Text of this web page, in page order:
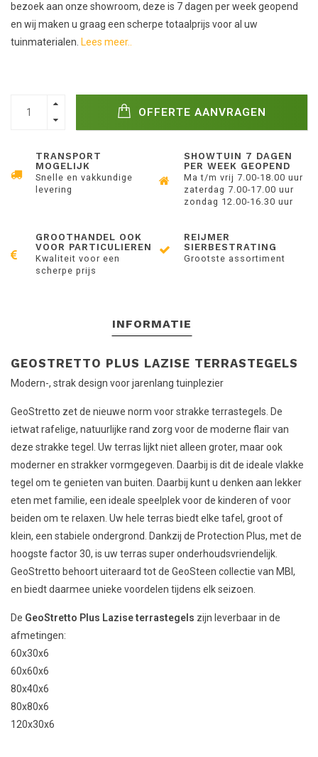
bezoek aan onze showroom, deze is 7 dagen per week geopend
en wij maken u graag een scherpe totaalprijs voor al uw
tuinmaterialen. Lees meer..
OFFERTE AANVRAGEN
TRANSPORT
MOGELIJK
Snelle en vakkundige
levering
SHOWTUIN 7 DAGEN
PER WEEK GEOPEND
Ma t/m vrij 7.00-18.00 uur
zaterdag 7.00-17.00 uur
zondag 12.00-16.30 uur
GROOTHANDEL OOK
VOOR PARTICULIEREN
Kwaliteit voor een
scherpe prijs
REIJMER
SIERBESTRATING
Grootste assortiment
INFORMATIE
GEOSTRETTO PLUS LAZISE TERRASTEGELS
Modern-, strak design voor jarenlang tuinplezier
GeoStretto zet de nieuwe norm voor strakke terrastegels. De
ietwat rafelige, natuurlijke rand zorg voor de moderne flair van
deze strakke tegel. Uw terras lijkt niet alleen groter, maar ook
moderner en strakker vormgegeven. Daarbij is dit de ideale vlakke
tegel om te genieten van buiten. Daarbij kunt u denken aan lekker
eten met familie, een ideale speelplek voor de kinderen of voor
beiden om te relaxen. Uw hele terras biedt elke tafel, groot of
klein, een stabiele ondergrond. Dankzij de Protection Plus, met de
hoogste factor 30, is uw terras super onderhoudsvriendelijk.
GeoStretto behoort uiteraard tot de GeoSteen collectie van MBI,
en biedt daarmee unieke voordelen tijdens elk seizoen.
De GeoStretto Plus Lazise terrastegels zijn leverbaar in de
afmetingen:
60x30x6
60x60x6
80x40x6
80x80x6
120x30x6